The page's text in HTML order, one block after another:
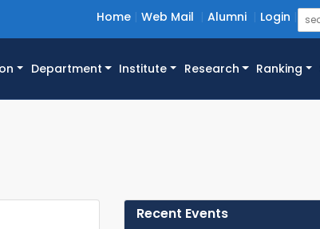
Home Web Mail Alumni Login
Department Institute Research Ranking
Recent Events